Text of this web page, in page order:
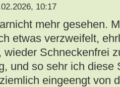
10:17
mehr gesehen.
etwas verzweifelt,
wieder Schneckenfrei
und so sehr ich diese
eingeengt von